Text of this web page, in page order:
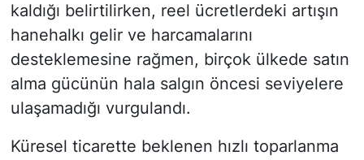
kaldığı belirtilirken, reel ücretlerdeki artışın
hanehalkı gelir ve harcamalarını
desteklemesine rağmen, birçok ülkede satın
alma gücünün hala salgın öncesi seviyelere
ulaşamadığı vurgulandı.
Küresel ticarette beklenen hızlı toparlanma